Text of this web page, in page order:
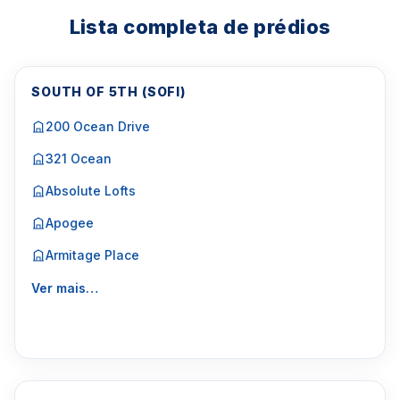
Lista completa de prédios
SOUTH OF 5TH (SOFI)
200 Ocean Drive
321 Ocean
Absolute Lofts
Apogee
Armitage Place
Ver mais…